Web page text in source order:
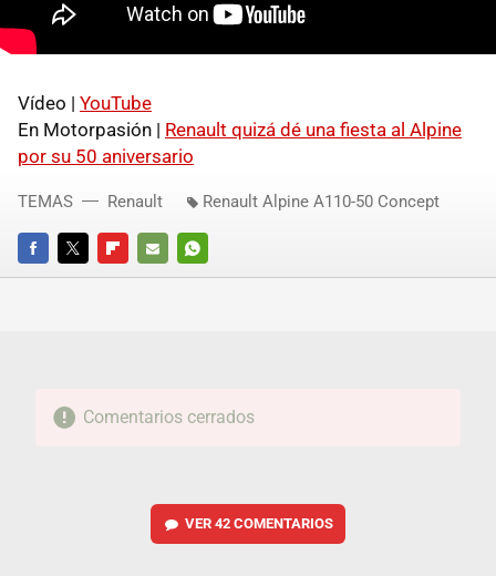
Vídeo | YouTube
En Motorpasión | Renault quizá dé una fiesta al Alpine
por su 50 aniversario
FACEBOOKTWITTERFLIPBOARD
E-
WHATSAPP
TEMAS Renault Renault Alpine A110-50 Concept
Comentarios cerrados
VER 42 COMENTARIOS